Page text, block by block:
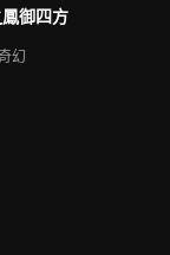
御四方
幻